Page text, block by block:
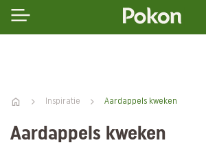
Inspiratie Aardappels kweken
Aardappels kweken